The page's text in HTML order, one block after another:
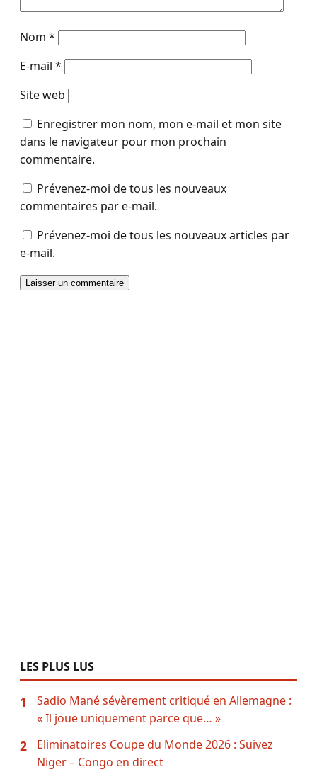
Nom *
E-mail *
Site web
Enregistrer mon nom, mon e-mail et mon site
dans le navigateur pour mon prochain
commentaire.
Prévenez-moi de tous les nouveaux
commentaires par e-mail.
Prévenez-moi de tous les nouveaux articles par
e-mail.
LES PLUS LUS
1
Sadio Mané sévèrement critiqué en Allemagne :
« Il joue uniquement parce que… »
2
Eliminatoires Coupe du Monde 2026 : Suivez
Niger – Congo en direct